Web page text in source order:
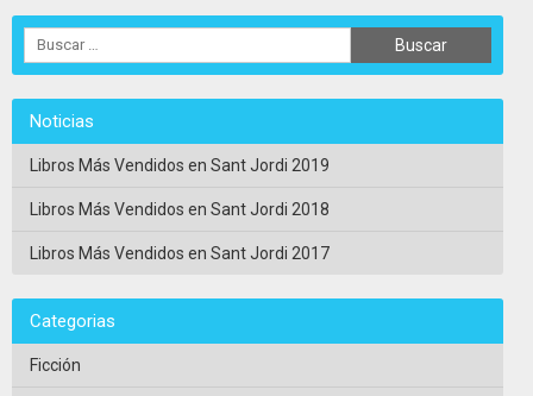
Noticias
Libros Más Vendidos en Sant Jordi 2019
Libros Más Vendidos en Sant Jordi 2018
Libros Más Vendidos en Sant Jordi 2017
Categorias
Ficción